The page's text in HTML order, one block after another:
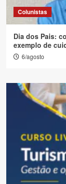
Colunistas
Dia dos Pais:
exemplo de
6/agosto